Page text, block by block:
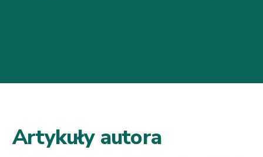
Artykuły autora